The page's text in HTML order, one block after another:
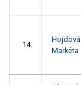
14.
Hojdová
Markéta